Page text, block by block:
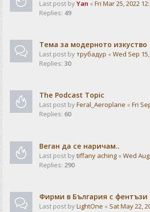
Last post byYan « Fri Mar 25, 2022
Replies: 49
Тема за модерното изкуство
Last post byтрубадур « Wed Sep
Replies: 30
The Podcast Topic
Last post byFeral_Aeroplane « Fri
Replies: 60
Веган да се наричам..
Last post bytiffany aching « Wed
Replies: 290
Фирми в България с фентъзи
Last post byLightOne « Sat May 22,